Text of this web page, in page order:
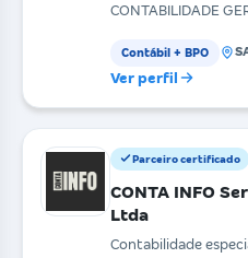
CONTABILIDADE
Contábil + BPO
Ver perfil
Parceiro certificado
CONTA INFO
Ltda
Contabilidade